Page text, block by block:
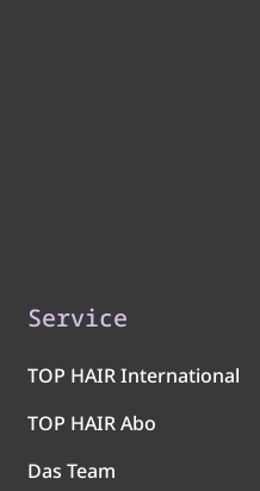
Service
TOP HAIR International
TOP HAIR Abo
Das Team